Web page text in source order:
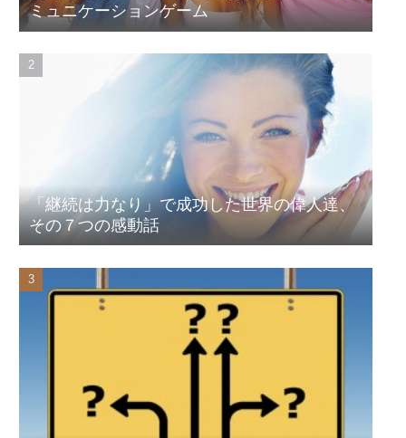
ミュニケーションゲーム
「継続は力なり」で成功した世界の偉人達、
その７つの感動話